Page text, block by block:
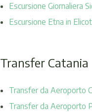
Escursione Giornaliera
Escursione Etna in
Transfer Catania
Transfer da Aeroporto
Transfer da Aeroporto